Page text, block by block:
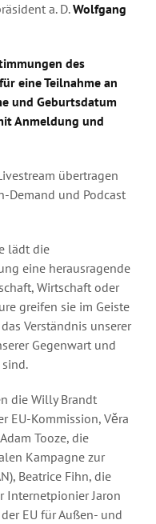
a. D.Wolfgang
des
eine Teilnahme an
und Geburtsdatum
Anmeldung und
übertragen
Demand und Podcast
lädt die
eine herausragende
Wirtschaft oder
greifen sie im Geiste
Verständnis unserer
Gegenwart und
die Willy Brandt
EU-Kommission, Věra
Tooze, die
Kampagne zur
Beatrice Fihn, die
Internetpionier Jaron
EU für Außen- und